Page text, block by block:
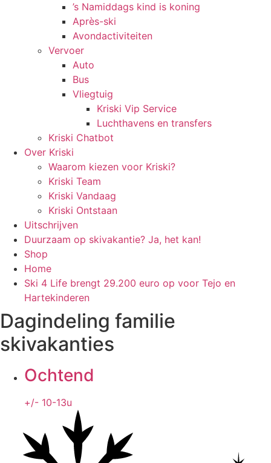
’s Namiddags kind is koning
Après-ski
Avondactiviteiten
Vervoer
Auto
Bus
Vliegtuig
Kriski Vip Service
Luchthavens en transfers
Kriski Chatbot
Over Kriski
Waarom kiezen voor Kriski?
Kriski Team
Kriski Vandaag
Kriski Ontstaan
Uitschrijven
Duurzaam op skivakantie? Ja, het kan!
Shop
Home
Ski 4 Life brengt 29.200 euro op voor Tejo en
Hartekinderen
Dagindeling familie
skivakanties
Ochtend
+/- 10-13u